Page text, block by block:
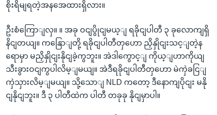
စိုးရိမျရတဲ့အနအေထားရှိလား။
ဦးစံကြောျလှ။ ။ အခု ဝငျပွိုငျမယ့ျ ရခိုငျပါတီ ၃ ခုလောကျရှိ
နိငျတယျ။ ကနြောျတို့ ရခိုငျပါတီတှဟော ညှိနှိုငျးသင့ျတဲ့န
ရောမှာ မညှိနှိုငျးနိုငျခဲ့ကွဘူး။ အဲဒါကွောင့ျ ကိုယ့ျဟာကိုယျ
သီးခွားဝငျကွပါလိမ့ျမယျ။ အဲဒီရခိုငျပါတီတှဟော မဲကှဲခငြျ
ကှဲသှားလိမ့ျမယျ။ သို့သောျ NLD ကတော့ ဒီနောကျပိုငျး မနို
ငျနိုငျဘူး။ ဒီ ၃ ပါတီထဲက ပါတီ တခုခု နိုငျမှာပါ။